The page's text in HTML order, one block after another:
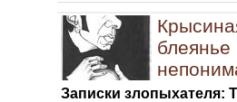
Записки злопыхателя: